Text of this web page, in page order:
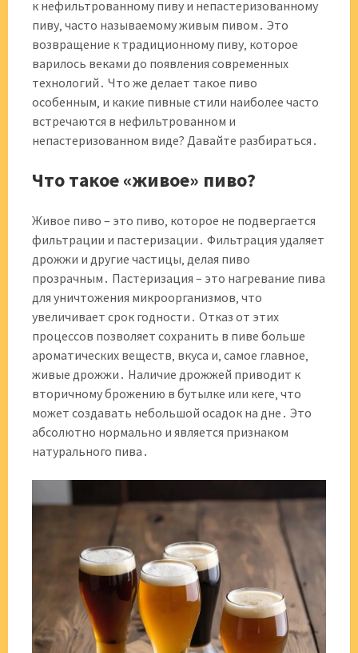
к нефильтрованному пиву и непастеризованному
пиву‚ часто называемому живым пивом․ Это
возвращение к традиционному пиву‚ которое
варилось веками до появления современных
технологий․ Что же делает такое пиво
особенным‚ и какие пивные стили наиболее часто
встречаются в нефильтрованном и
непастеризованном виде? Давайте разбираться․
Что такое «живое» пиво?
Живое пиво – это пиво‚ которое не подвергается
фильтрации и пастеризации․ Фильтрация удаляет
дрожжи и другие частицы‚ делая пиво
прозрачным․ Пастеризация – это нагревание пива
для уничтожения микроорганизмов‚ что
увеличивает срок годности․ Отказ от этих
процессов позволяет сохранить в пиве больше
ароматических веществ‚ вкуса и‚ самое главное‚
живые дрожжи․ Наличие дрожжей приводит к
вторичному брожению в бутылке или кеге‚ что
может создавать небольшой осадок на дне․ Это
абсолютно нормально и является признаком
натурального пива․